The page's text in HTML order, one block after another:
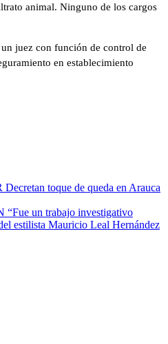
animal. Ninguno de los cargos
juez con función de control de
en establecimiento
Decretan toque de queda en Arauca
“Fue un trabajo investigativo
estilista Mauricio Leal Hernández